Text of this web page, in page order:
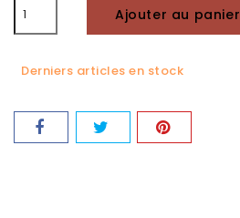
Ajouter au panier
Derniers articles en stock